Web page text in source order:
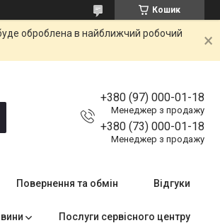
Кошик
оброблена в найближчий робочий
+380 (97) 000-01-18
Менеджер з продажу
+380 (73) 000-01-18
Менеджер з продажу
Повернення та обмін Відгуки
Послуги сервісного центру